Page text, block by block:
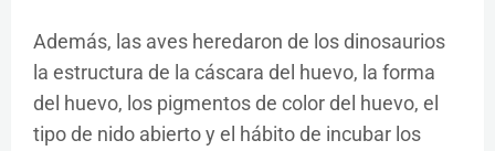
Además, las aves heredaron de los dinosaurios
la estructura de la cáscara del huevo, la forma
del huevo, los pigmentos de color del huevo, el
tipo de nido abierto y el hábito de incubar los